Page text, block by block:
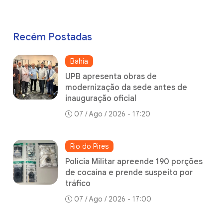
Recém Postadas
Bahia
UPB apresenta obras de
modernização da sede antes de
inauguração oficial
07 / Ago / 2026 - 17:20
Rio do Pires
Polícia Militar apreende 190 porções
de cocaína e prende suspeito por
tráfico
07 / Ago / 2026 - 17:00